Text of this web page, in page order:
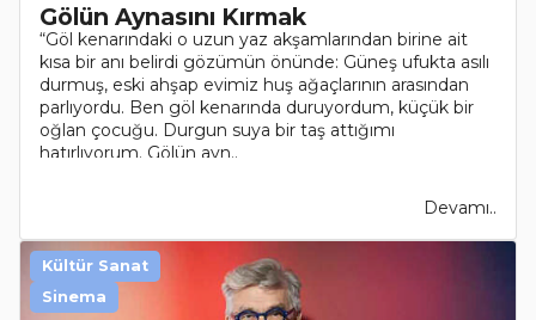
Gölün Aynasını Kırmak
“Göl kenarındaki o uzun yaz akşamlarından birine ait
kısa bir anı belirdi gözümün önünde: Güneş ufukta asılı
durmuş, eski ahşap evimiz huş ağaçlarının arasından
parlıyordu. Ben göl kenarında duruyordum, küçük bir
oğlan çocuğu. Durgun suya bir taş attığımı
hatırlıyorum. Gölün ayn..
Devamı..
Kültür Sanat
Sinema